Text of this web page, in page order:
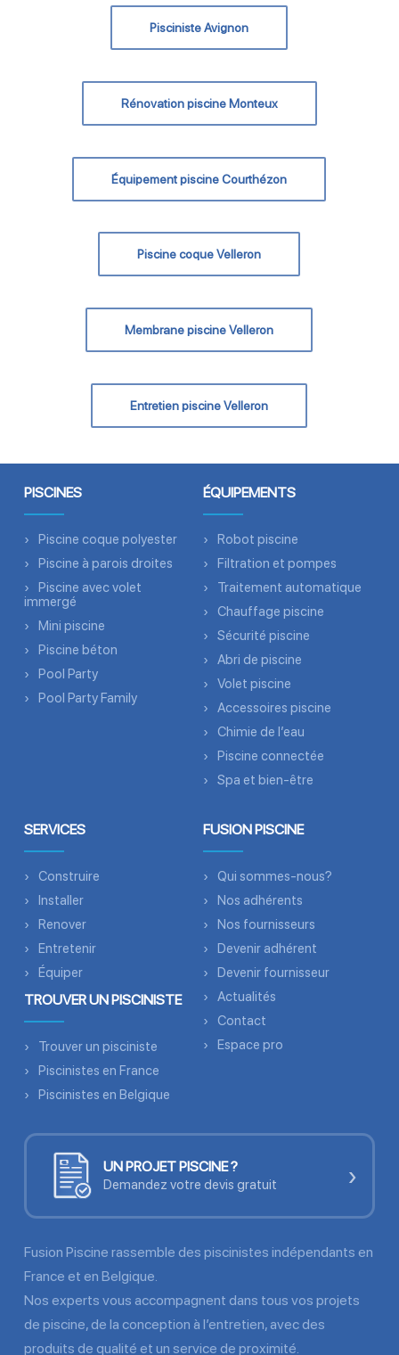
Pisciniste Avignon
Rénovation piscine Monteux
Équipement piscine Courthézon
Piscine coque Velleron
Membrane piscine Velleron
Entretien piscine Velleron
PISCINES
Piscine coque polyester
Piscine à parois droites
Piscine avec volet
immergé
Mini piscine
Piscine béton
Pool Party
Pool Party Family
ÉQUIPEMENTS
Robot piscine
Filtration et pompes
Traitement automatique
Chauffage piscine
Sécurité piscine
Abri de piscine
Volet piscine
Accessoires piscine
Chimie de l’eau
Piscine connectée
Spa et bien-être
SERVICES
Construire
Installer
Renover
Entretenir
Équiper
TROUVER UN PISCINISTE
Trouver un pisciniste
Piscinistes en France
Piscinistes en Belgique
FUSION PISCINE
Qui sommes-nous?
Nos adhérents
Nos fournisseurs
Devenir adhérent
Devenir fournisseur
Actualités
Contact
Espace pro
UN PROJET PISCINE ?
Demandez votre devis gratuit ›
Fusion Piscine rassemble des piscinistes indépendants en
France et en Belgique.
Nos experts vous accompagnent dans tous vos projets
de piscine, de la conception à l’entretien, avec des
produits de qualité et un service de proximité.